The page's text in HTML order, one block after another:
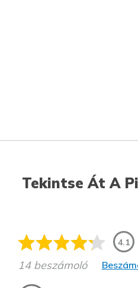
Tekintse Át A
4.1
14 beszámoló